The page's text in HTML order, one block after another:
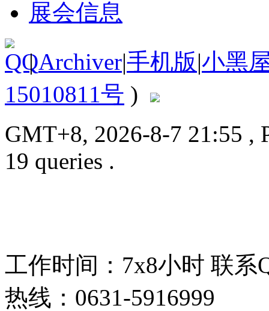
展会信息
| Archiver|手机版|小黑
15010811号 )
GMT+8, 2026-8-7 21:55 ,
19 queries .
工作时间：7x8小时 联系
热线：0631-5916999